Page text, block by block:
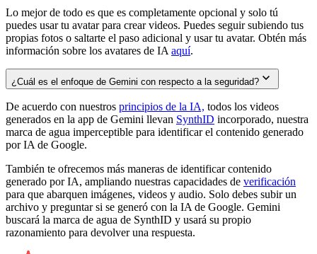
Lo mejor de todo es que es completamente opcional y solo tú
puedes usar tu avatar para crear videos. Puedes seguir subiendo tus
propias fotos o saltarte el paso adicional y usar tu avatar. Obtén más
información sobre los avatares de IA aquí.
¿Cuál es el enfoque de Gemini con respecto a la seguridad?
De acuerdo con nuestros principios de la IA, todos los videos
generados en la app de Gemini llevan SynthID incorporado, nuestra
marca de agua imperceptible para identificar el contenido generado
por IA de Google.
También te ofrecemos más maneras de identificar contenido
generado por IA, ampliando nuestras capacidades de verificación
para que abarquen imágenes, videos y audio. Solo debes subir un
archivo y preguntar si se generó con la IA de Google. Gemini
buscará la marca de agua de SynthID y usará su propio
razonamiento para devolver una respuesta.